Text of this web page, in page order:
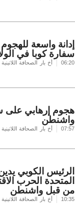
إدانة واسعة
سفارة كوبا في
06:20 أخ بار الصحافة اللاتينية
هجوم إرهابي على
واشنطن
07:57 أخ بار الصحافة اللاتينية
الرئيس الكوبي
المتحدة الحرب
من قبل واشنطن
10:35 أخ بار الصحافة اللاتينية